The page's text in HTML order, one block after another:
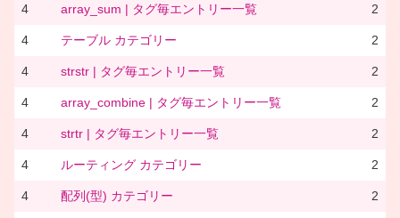
4 array_sum | タグ毎エントリー一覧 2
4 テーブル カテゴリー 2
4 strstr | タグ毎エントリー一覧 2
4 array_combine | タグ毎エントリー一覧 2
4 strtr | タグ毎エントリー一覧 2
4 ルーティング カテゴリー 2
4 配列(型) カテゴリー 2